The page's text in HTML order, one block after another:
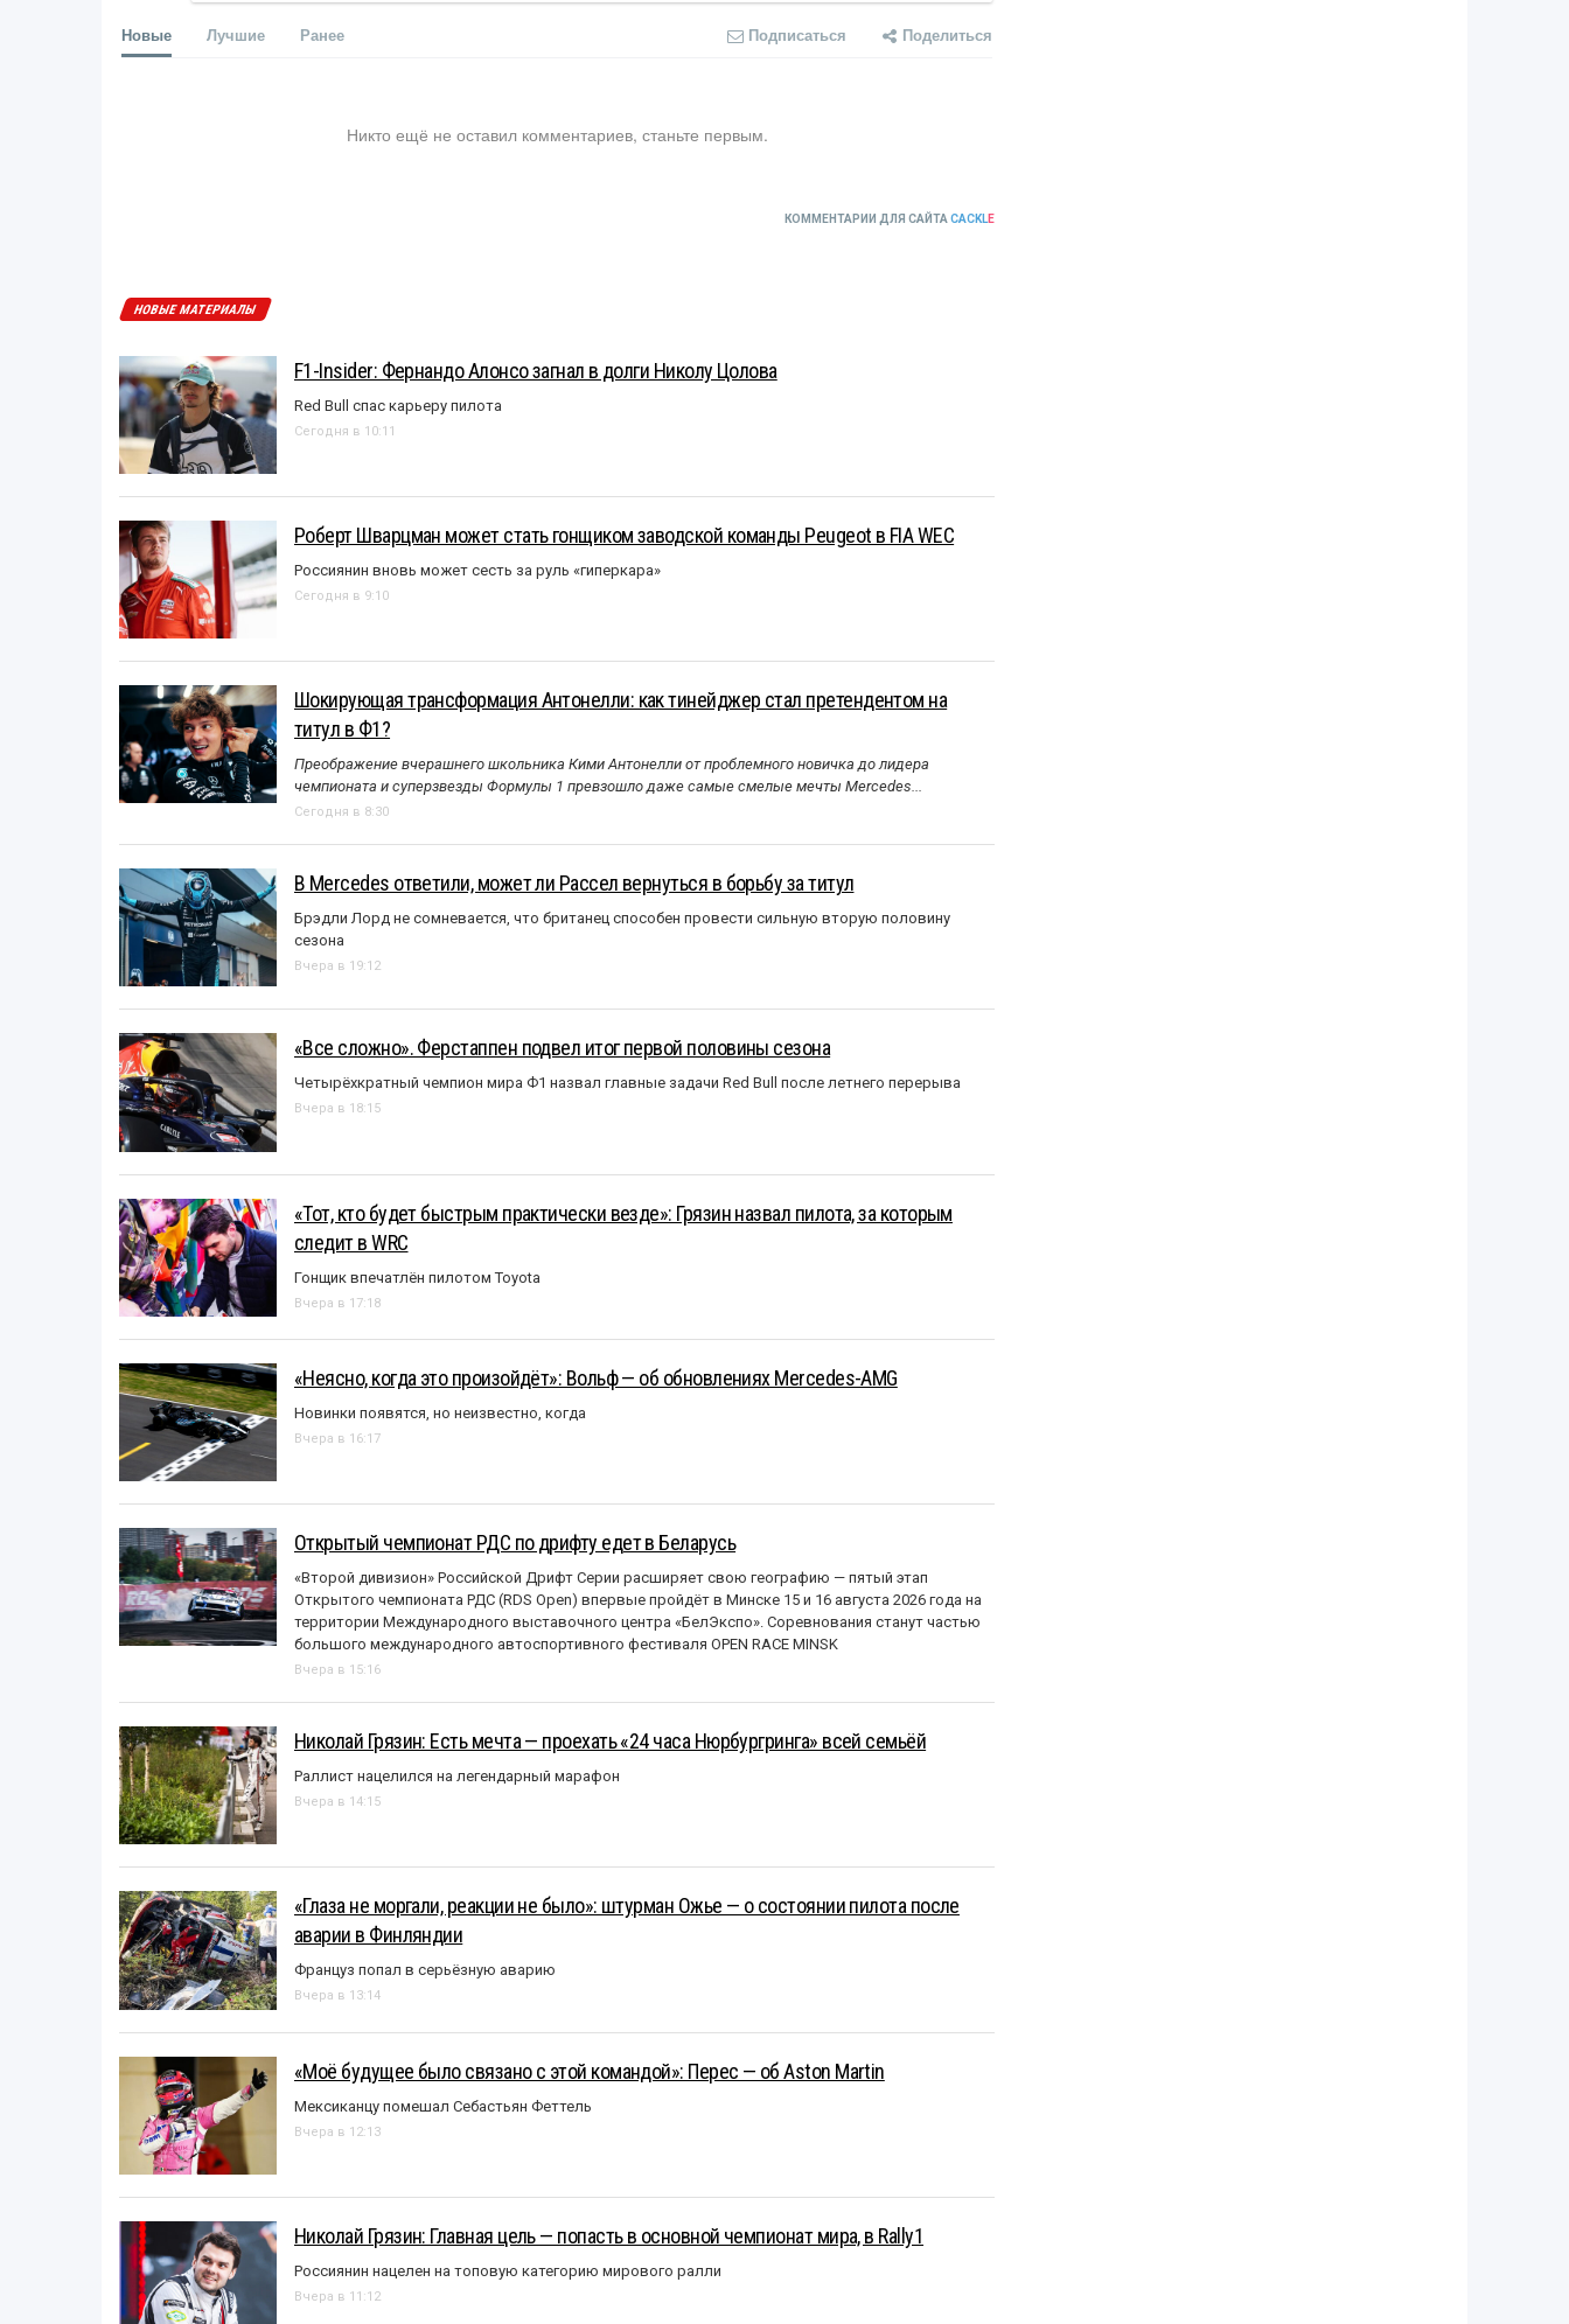
Новые Лучшие Ранее Подписаться Поделиться
Никто ещё не оставил комментариев, станьте первым.
КОММЕНТАРИИ ДЛЯ САЙТА CACKLE
НОВЫЕ МАТЕРИАЛЫ
F1-Insider: Фернандо Алонсо загнал в долги Николу Цолова
Red Bull спас карьеру пилота
Сегодня в 10:11
Роберт Шварцман может стать гонщиком заводской команды Peugeot в FIA WEC
Россиянин вновь может сесть за руль «гиперкара»
Сегодня в 9:10
Шокирующая трансформация Антонелли: как тинейджер стал претендентом на
титул в Ф1?
Преображение вчерашнего школьника Кими Антонелли от проблемного новичка до лидера
чемпионата и суперзвезды Формулы 1 превзошло даже самые смелые мечты Mercedes...
Сегодня в 8:30
В Mercedes ответили, может ли Рассел вернуться в борьбу за титул
Брэдли Лорд не сомневается, что британец способен провести сильную вторую половину
сезона
Вчера в 19:12
«Все сложно». Ферстаппен подвел итог первой половины сезона
Четырёхкратный чемпион мира Ф1 назвал главные задачи Red Bull после летнего перерыва
Вчера в 18:15
«Тот, кто будет быстрым практически везде»: Грязин назвал пилота, за которым
следит в WRC
Гонщик впечатлён пилотом Toyota
Вчера в 17:18
«Неясно, когда это произойдёт»: Вольф — об обновлениях Mercedes-AMG
Новинки появятся, но неизвестно, когда
Вчера в 16:17
Открытый чемпионат РДС по дрифту едет в Беларусь
«Второй дивизион» Российской Дрифт Серии расширяет свою географию — пятый этап
Открытого чемпионата РДС (RDS Open) впервые пройдёт в Минске 15 и 16 августа 2026 года на
территории Международного выставочного центра «БелЭкспо». Соревнования станут частью
большого международного автоспортивного фестиваля OPEN RACE MINSK
Вчера в 15:16
Николай Грязин: Есть мечта — проехать «24 часа Нюрбургринга» всей семьёй
Раллист нацелился на легендарный марафон
Вчера в 14:15
«Глаза не моргали, реакции не было»: штурман Ожье — о состоянии пилота после
аварии в Финляндии
Француз попал в серьёзную аварию
Вчера в 13:14
«Моё будущее было связано с этой командой»: Перес — об Aston Martin
Мексиканцу помешал Себастьян Феттель
Вчера в 12:13
Николай Грязин: Главная цель — попасть в основной чемпионат мира, в Rally1
Россиянин нацелен на топовую категорию мирового ралли
Вчера в 11:12